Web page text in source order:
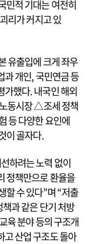
민적 기대는 여전히
리가 커지고 있
유출입에 크게 좌우
과 개인, 국민연금 등
가했다. 내국인 해외
동시장 △조세 정책
등 다양한 요인에
이 골자다.
하려는 노력 없이
정책만으로 환율을
할 수 있다”며 “저출
과 같은 단기 처방
육 분야 등의 구조개
고 산업 구조도 돌아